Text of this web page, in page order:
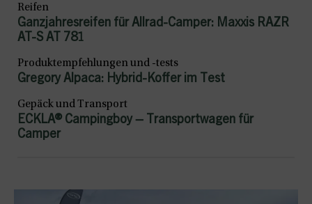
Reifen
Ganzjahresreifen für Allrad-Camper: Maxxis RAZR
AT-S AT 781
Produktempfehlungen und -tests
Gregory Alpaca: Hybrid-Koffer im Test
Gepäck und Transport
ECKLA® Campingboy – Transportwagen für
Camper